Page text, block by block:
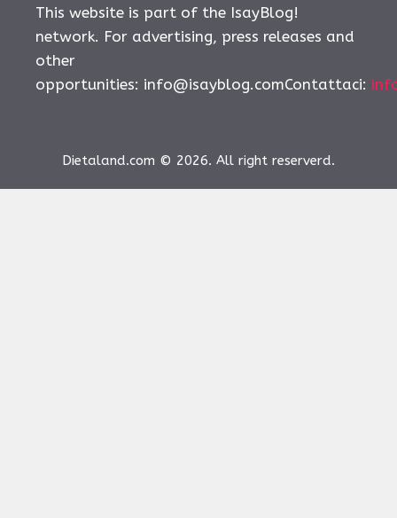
This website is part of the IsayBlog!
network. For advertising, press releases and
other
opportunities: info@isayblog.comContattaci:
Dietaland.com © 2026. All right reserverd.